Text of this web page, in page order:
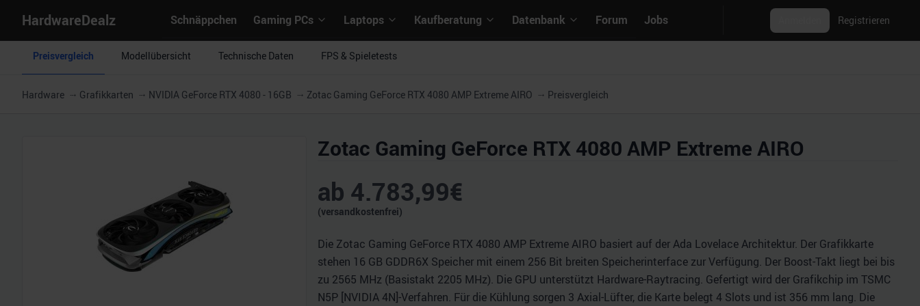
HardwareDealz Schnäppchen Gaming PCs Laptops Kaufberatung Datenbank Forum Jobs Registrieren
Preisvergleich Modellübersicht Technische Daten FPS & Spieletests
Hardware Grafikkarten NVIDIA GeForce RTX 4080 - 16GB Zotac Gaming GeForce RTX 4080 AMP Extreme AIRO Preisvergleich
Zotac Gaming GeForce RTX 4080 AMP Extreme AIRO
ab 4.783,99€
(versandkostenfrei)
Die Zotac Gaming GeForce RTX 4080 AMP Extreme AIRO basiert auf der Ada Lovelace Architektur. Der Grafikkarte
stehen 16 GB GDDR6X Speicher mit einem 256 Bit breiten Speicherinterface zur Verfügung. Der Boost-Takt liegt bei bis
zu 2565 MHz (Basistakt 2205 MHz). Die GPU unterstützt Hardware-Raytracing. Gefertigt wird der Grafikchip im TSMC
N5P [NVIDIA 4N]-Verfahren. Für die Kühlung sorgen 3 Axial-Lüfter, die Karte belegt 4 Slots und ist 356 mm lang. Die